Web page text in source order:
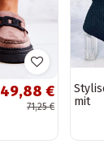
49,88 €
71,25 €
mit